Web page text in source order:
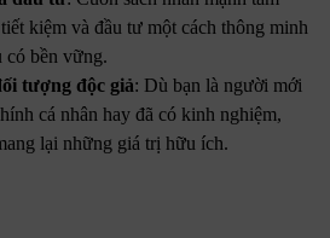
kiệm và đầu tư một cách thông minh
có bền vững.
tượng độc giả: Dù bạn là người mới
cá nhân hay đã có kinh nghiệm,
lại những giá trị hữu ích.